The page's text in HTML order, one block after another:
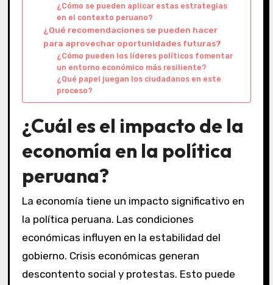
¿Cómo se pueden aplicar estas estrategias
en el contexto peruano?
¿Qué recomendaciones se pueden hacer
para aprovechar oportunidades futuras?
¿Cómo pueden los líderes políticos fomentar
un entorno económico más resiliente?
¿Qué papel juegan los ciudadanos en este
proceso?
¿Cuál es el impacto de la
economía en la política
peruana?
La economía tiene un impacto significativo en
la política peruana. Las condiciones
económicas influyen en la estabilidad del
gobierno. Crisis económicas generan
descontento social y protestas. Esto puede